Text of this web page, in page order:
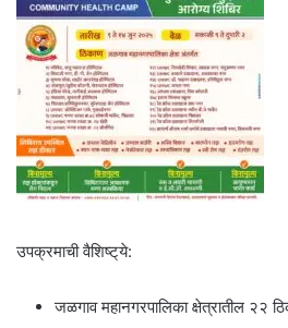
उपक्रमाची वैशिष्ट्‌ये:
जळगाव महानगरपालिका क्षेत्रातील २२